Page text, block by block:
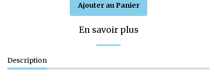
Ajouter au Panier
En savoir plus
Description